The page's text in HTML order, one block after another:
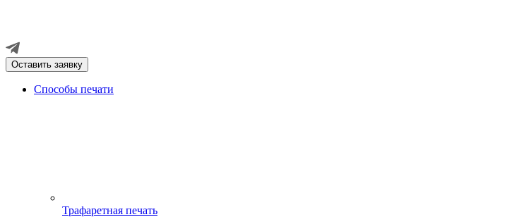
Оставить заявку
Способы печати
Трафаретная печать